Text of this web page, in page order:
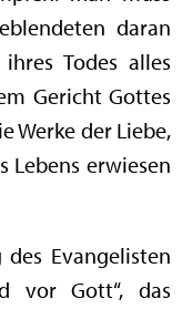
daran
Todes alles
Gericht Gottes
Werke der Liebe,
Lebens erwiesen
Evangelisten
vor Gott“, das